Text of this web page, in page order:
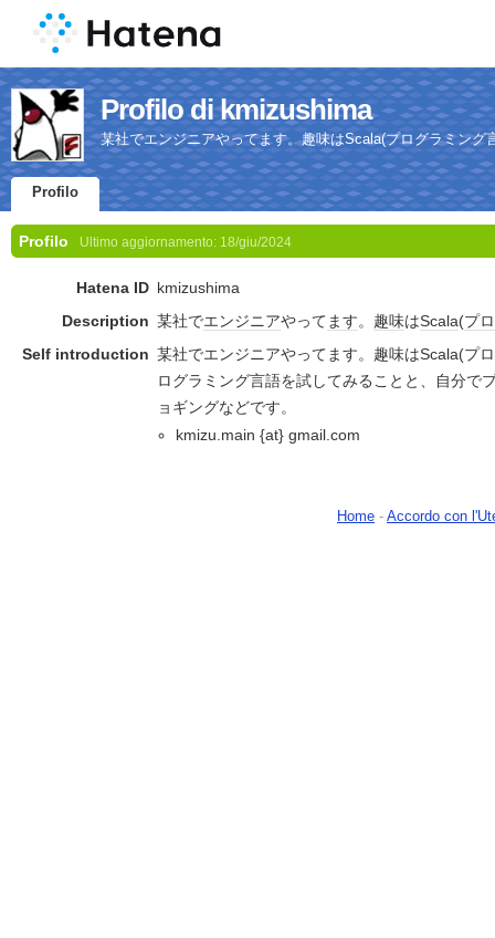
Profilo di kmizushima
某社でエンジニアやってます。趣味はScala(プログラミング
Profilo
Profilo Ultimo aggiornamento: 18/giu/2024
Hatena ID kmizushima
Description 某社でエンジニアやってます。 趣味はScala(プ
Self introduction 某社でエンジニアやってます。趣味はScala(プ
ログラミング言語を試してみることと、自分で
ョギングなどです。
kmizu.main {at} gmail.com
Home - Accordo con